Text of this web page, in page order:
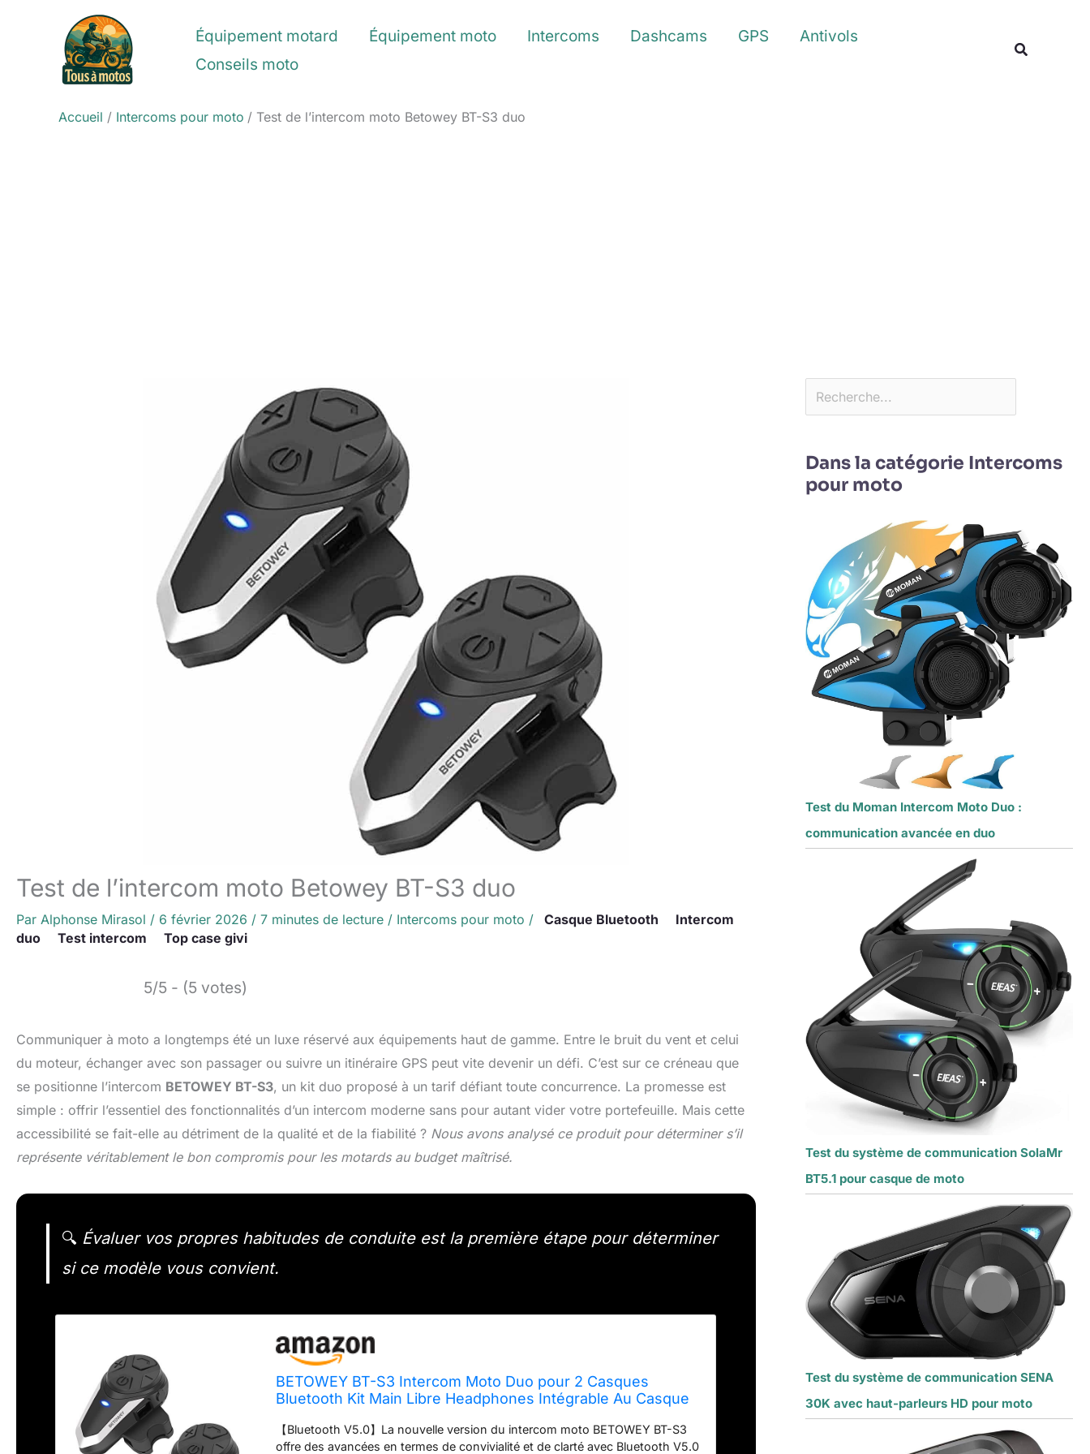
Équipement motard Équipement moto Intercoms Dashcams GPS
Antivols
Conseils moto
Accueil Intercoms pour moto Test de l’intercom moto Betowey BT-S3 duo
Test de l’intercom moto Betowey BT-S3 duo
Par Alphonse Mirasol / 6 février 2026 / 7 minutes de lecture / Intercoms pour moto / Casque Bluetooth
Intercom
duo
Test intercom Top case givi
5/5 - (5 votes)
Communiquer à moto a longtemps été un luxe réservé aux équipements haut de gamme. Entre le bruit du vent et celui
du moteur, échanger avec son passager ou suivre un itinéraire GPS peut vite devenir un défi. C’est sur ce créneau que
se positionne l’intercom BETOWEY BT-S3, un kit duo proposé à un tarif défiant toute concurrence. La promesse est
simple : offrir l’essentiel des fonctionnalités d’un intercom moderne sans pour autant vider votre portefeuille. Mais cette
accessibilité se fait-elle au détriment de la qualité et de la fiabilité ? Nous avons analysé ce produit pour déterminer s’il
représente véritablement le bon compromis pour les motards au budget maîtrisé.
🔍 Évaluer vos propres habitudes de conduite est la première étape pour déterminer
si ce modèle vous convient.
BETOWEY BT-S3 Intercom Moto Duo pour 2 Casques
Bluetooth Kit Main Libre Headphones Intégrable Au Casque
【Bluetooth V5.0】La nouvelle version du intercom moto BETOWEY BT-S3
offre des avancées en termes de convivialité et de clarté avec Bluetooth V5.0
Dans la catégorie Intercoms
pour moto
Test du Moman Intercom Moto Duo :
communication avancée en duo
Test du système de communication SolaMr
BT5.1 pour casque de moto
Test du système de communication SENA
30K avec haut-parleurs HD pour moto